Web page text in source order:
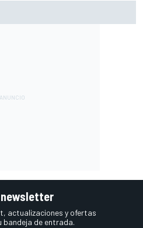
actualizaciones y ofertas
bandeja de entrada.